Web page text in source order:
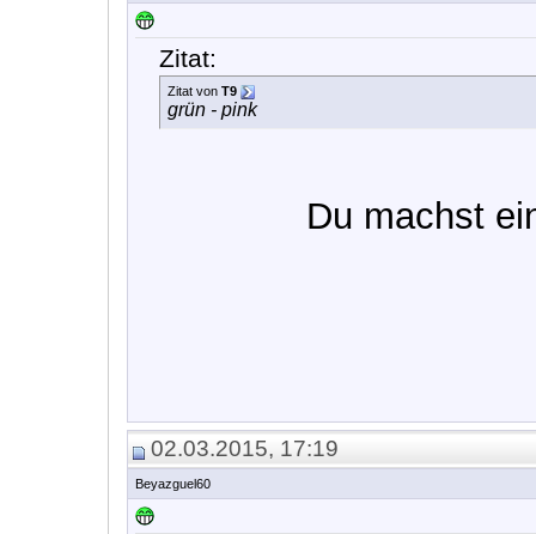
Zitat:
Zitat von T9
grün - pink
Du machst
02.03.2015, 17:19
Beyazguel60